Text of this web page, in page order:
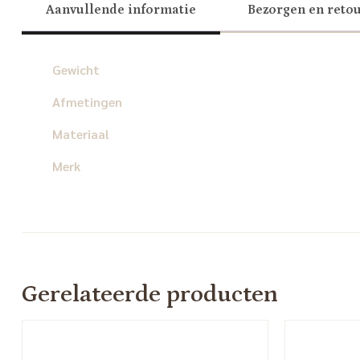
Aanvullende informatie Bezorgen en
Gewicht
Afmetingen
Materiaal
Merk
Gerelateerde producten